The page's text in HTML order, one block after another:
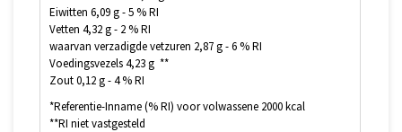
Eiwitten 6,09 g - 5 % RI
Vetten 4,32 g - 2 % RI
waarvan verzadigde vetzuren 2,87 g - 6 % RI
Voedingsvezels 4,23 g **
Zout 0,12 g - 4 % RI
*Referentie-Inname (% RI) voor volwassene 2000 kcal
**RI niet vastgesteld